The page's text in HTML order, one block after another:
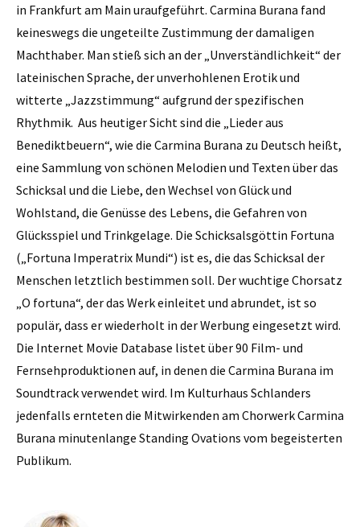
in Frankfurt am Main uraufgeführt. Carmina Burana fand
keineswegs die ungeteilte Zustimmung der damaligen
Machthaber. Man stieß sich an der „Unverständlichkeit“ der
lateinischen Sprache, der unverhohlenen Erotik und
witterte „Jazzstimmung“ aufgrund der spezifischen
Rhythmik. Aus heutiger Sicht sind die „Lieder aus
Benediktbeuern“, wie die Carmina Burana zu Deutsch heißt,
eine Sammlung von schönen Melodien und Texten über das
Schicksal und die Liebe, den Wechsel von Glück und
Wohlstand, die Genüsse des Lebens, die Gefahren von
Glücksspiel und Trinkgelage. Die Schicksalsgöttin Fortuna
(„Fortuna Imperatrix Mundi“) ist es, die das Schicksal der
Menschen letztlich bestimmen soll. Der wuchtige Chorsatz
„O fortuna“, der das Werk einleitet und abrundet, ist so
populär, dass er wiederholt in der Werbung eingesetzt wird.
Die Internet Movie Database listet über 90 Film- und
Fernsehproduktionen auf, in denen die Carmina Burana im
Soundtrack verwendet wird. Im Kulturhaus Schlanders
jedenfalls ernteten die Mitwirkenden am Chorwerk Carmina
Burana minutenlange Standing Ovations vom begeisterten
Publikum.